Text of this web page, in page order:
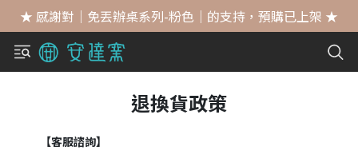
★ 感謝對｜免丟辦桌系列-粉色｜的支持，預購已上架 ★
退換貨政策
【客服諮詢】